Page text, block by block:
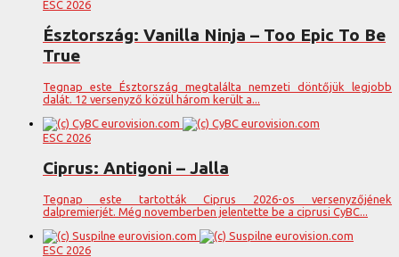
ESC 2026
Észtország: Vanilla Ninja – Too Epic To Be
True
Tegnap este Észtország megtalálta nemzeti döntőjük legjobb
dalát. 12 versenyző közül három került a...
ESC 2026
Ciprus: Antigoni – Jalla
Tegnap este tartották Ciprus 2026-os versenyzőjének
dalpremierjét. Még novemberben jelentette be a ciprusi CyBC...
ESC 2026